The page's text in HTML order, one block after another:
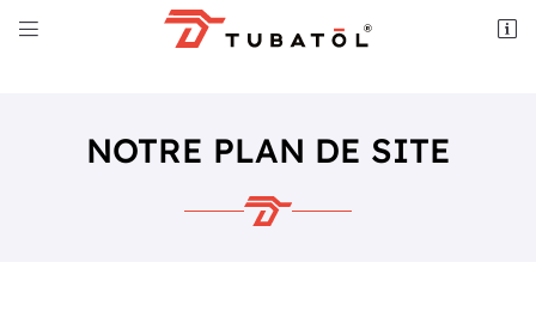
 
NOTRE PLAN DE SITE